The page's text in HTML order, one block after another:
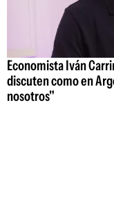
Economista Iván
discuten como en
nosotros"